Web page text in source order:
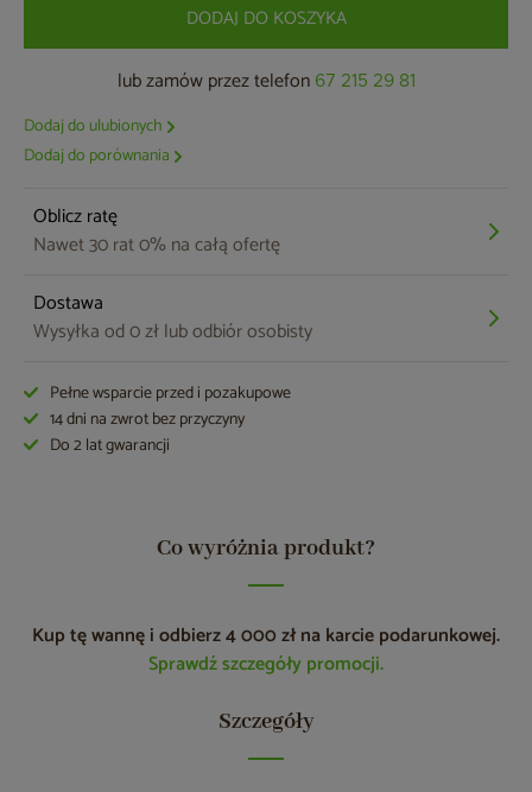
DODAJ DO KOSZYKA
lub zamów przez telefon 67 215 29 81
Dodaj do ulubionych
Dodaj do porównania
Oblicz ratę
Nawet 30 rat 0% na całą ofertę
Dostawa
Wysyłka od 0 zł lub odbiór osobisty
Pełne wsparcie przed i pozakupowe
14 dni na zwrot bez przyczyny
Do 2 lat gwarancji
Co wyróżnia produkt?
Kup tę wannę i odbierz 4 000 zł na karcie podarunkowej.
Sprawdź szczegóły promocji.
Szczegóły